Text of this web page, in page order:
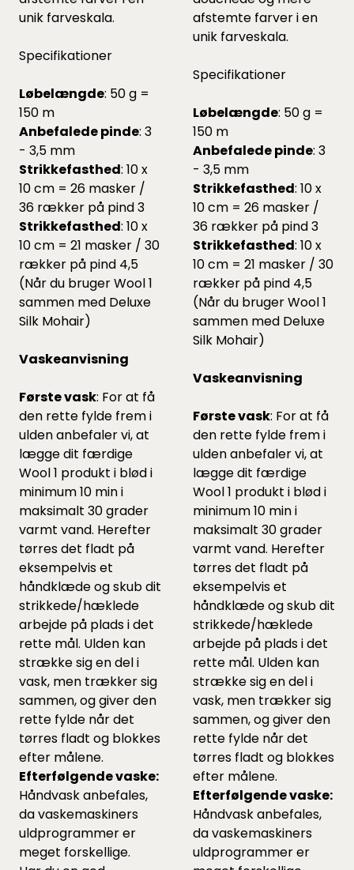
unik farveskala.
Specifikationer
Løbelængde: 50 g =
150 m
Anbefalede pinde: 3
- 3,5 mm
Strikkefasthed: 10 x
10 cm = 26 masker /
36 rækker på pind 3
Strikkefasthed: 10 x
10 cm = 21 masker / 30
rækker på pind 4,5
(Når du bruger Wool 1
sammen med Deluxe
Silk Mohair)
Vaskeanvisning
Første vask: For at få
den rette fylde frem i
ulden anbefaler vi, at
lægge dit færdige
Wool 1 produkt i blød i
minimum 10 min i
maksimalt 30 grader
varmt vand. Herefter
tørres det fladt på
eksempelvis et
håndklæde og skub dit
strikkede/hæklede
arbejde på plads i det
rette mål. Ulden kan
strække sig en del i
vask, men trækker sig
sammen, og giver den
rette fylde når det
tørres fladt og blokkes
efter målene.
Efterfølgende vaske:
Håndvask anbefales,
da vaskemaskiners
uldprogrammer er
meget forskellige.
afstemte farver i en
unik farveskala.
Specifikationer
Løbelængde: 50 g =
150 m
Anbefalede pinde: 3
- 3,5 mm
Strikkefasthed: 10 x
10 cm = 26 masker /
36 rækker på pind 3
Strikkefasthed: 10 x
10 cm = 21 masker / 30
rækker på pind 4,5
(Når du bruger Wool 1
sammen med Deluxe
Silk Mohair)
Vaskeanvisning
Første vask: For at få
den rette fylde frem i
ulden anbefaler vi, at
lægge dit færdige
Wool 1 produkt i blød i
minimum 10 min i
maksimalt 30 grader
varmt vand. Herefter
tørres det fladt på
eksempelvis et
håndklæde og skub dit
strikkede/hæklede
arbejde på plads i det
rette mål. Ulden kan
strække sig en del i
vask, men trækker sig
sammen, og giver den
rette fylde når det
tørres fladt og blokkes
efter målene.
Efterfølgende vaske:
Håndvask anbefales,
da vaskemaskiners
uldprogrammer er